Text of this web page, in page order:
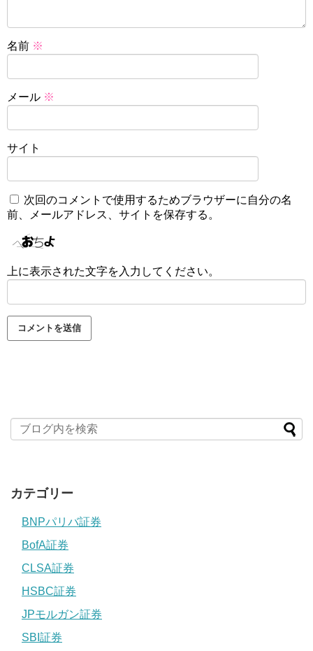
名前 ※
メール ※
サイト
次回のコメントで使用するためブラウザーに自分の名
前、メールアドレス、サイトを保存する。
上に表示された文字を入力してください。
カテゴリー
BNPパリバ証券
BofA証券
CLSA証券
HSBC証券
JPモルガン証券
SBI証券